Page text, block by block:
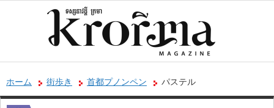
ホーム 街歩き 首都プノンペン パステル